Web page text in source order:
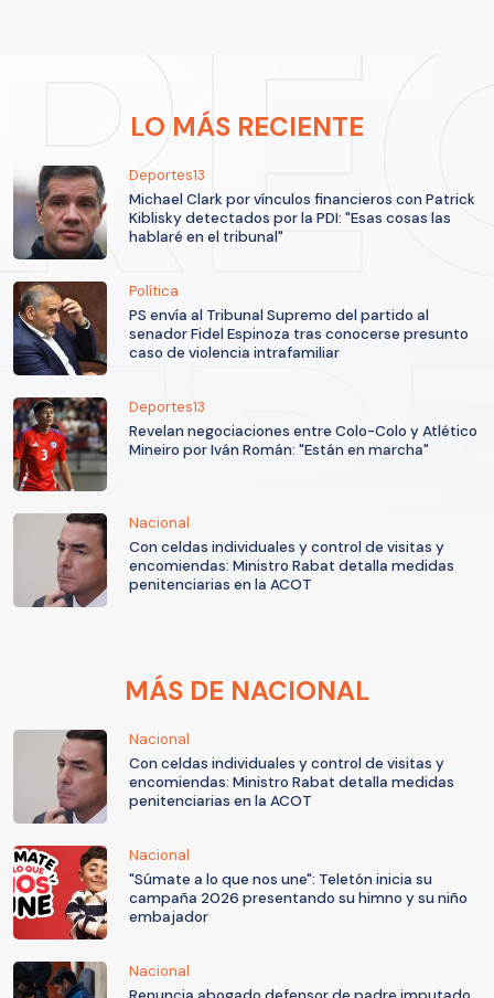
LO MÁS RECIENTE
Deportes13
Michael Clark por vínculos financieros con Patrick
Kiblisky detectados por la PDI: "Esas cosas las
hablaré en el tribunal"
Política
PS envía al Tribunal Supremo del partido al
senador Fidel Espinoza tras conocerse presunto
caso de violencia intrafamiliar
Deportes13
Revelan negociaciones entre Colo-Colo y Atlético
Mineiro por Iván Román: "Están en marcha"
Nacional
Con celdas individuales y control de visitas y
encomiendas: Ministro Rabat detalla medidas
penitenciarias en la ACOT
MÁS DE NACIONAL
Nacional
Con celdas individuales y control de visitas y
encomiendas: Ministro Rabat detalla medidas
penitenciarias en la ACOT
Nacional
"Súmate a lo que nos une": Teletón inicia su
campaña 2026 presentando su himno y su niño
embajador
Nacional